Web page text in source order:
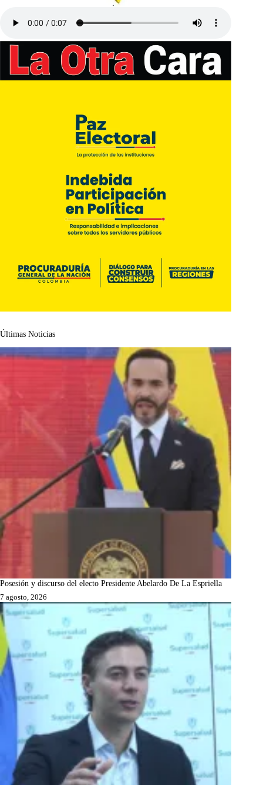
Últimas Noticias
Posesión y discurso del electo Presidente Abelardo De La Espriella
7 agosto, 2026